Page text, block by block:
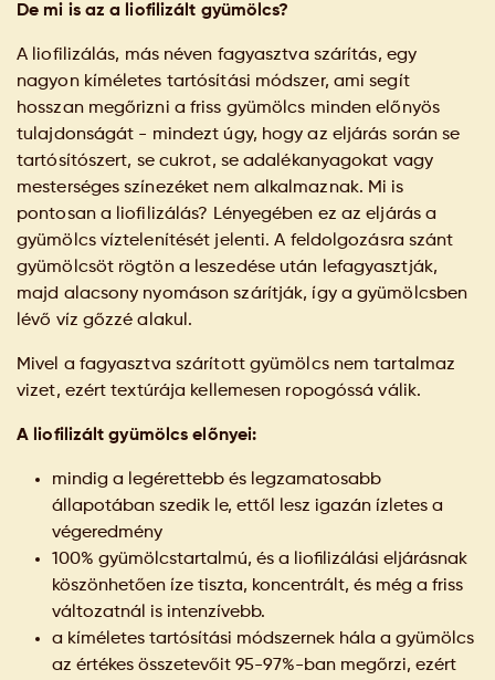
De mi is az a liofilizált gyümölcs?
A liofilizálás, más néven fagyasztva szárítás, egy
nagyon kíméletes tartósítási módszer, ami segít
hosszan megőrizni a friss gyümölcs minden előnyös
tulajdonságát - mindezt úgy, hogy az eljárás során se
tartósítószert, se cukrot, se adalékanyagokat vagy
mesterséges színezéket nem alkalmaznak. Mi is
pontosan a liofilizálás? Lényegében ez az eljárás a
gyümölcs víztelenítését jelenti. A feldolgozásra szánt
gyümölcsöt rögtön a leszedése után lefagyasztják,
majd alacsony nyomáson szárítják, így a gyümölcsben
lévő víz gőzzé alakul.
Mivel a fagyasztva szárított gyümölcs nem tartalmaz
vizet, ezért textúrája kellemesen ropogóssá válik.
A liofilizált gyümölcs előnyei:
mindig a legérettebb és legzamatosabb
állapotában szedik le, ettől lesz igazán ízletes a
végeredmény
100% gyümölcstartalmú, és a liofilizálási eljárásnak
köszönhetően íze tiszta, koncentrált, és még a friss
változatnál is intenzívebb.
a kíméletes tartósítási módszernek hála a gyümölcs
az értékes összetevőit 95-97%-ban megőrzi, ezért